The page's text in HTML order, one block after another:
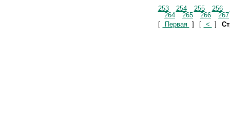
253 254 255 256
264
265 266
267
[
Первая ] [ < ]